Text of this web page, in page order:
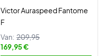
Victor Auraspeed Fantome
F
Van: 209,95
169,95 €